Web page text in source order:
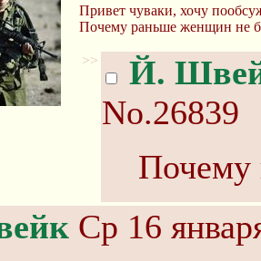
Привет чуваки, хочу
Почему раньше женщин не
>>
Й.
No.26839
Почему
Ср 16